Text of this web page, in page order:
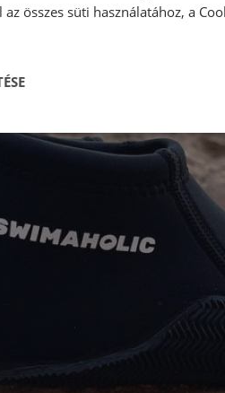
összes süti használatához, a